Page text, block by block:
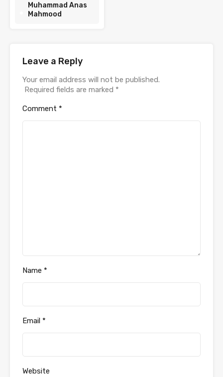
Muhammad Anas
Mahmood
Leave a Reply
Your email address will not be published.
Required fields are marked *
Comment *
Name *
Email *
Website